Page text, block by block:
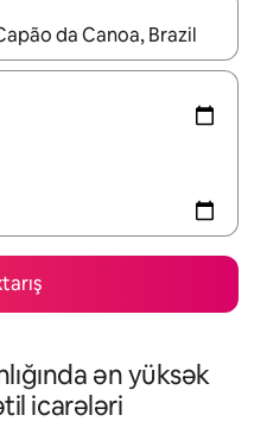
ox düymələri ilə naviqasiya
ən yüksək
icarələri